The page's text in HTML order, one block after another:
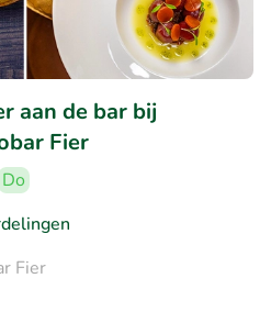
aan de bar bij
Fier
Do
Fier